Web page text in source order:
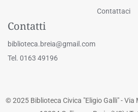
Contattaci
Contatti
biblioteca.breia@gmail.com
Tel. 0163 49196
© 2025 Biblioteca Civica "Eligio Galli" -